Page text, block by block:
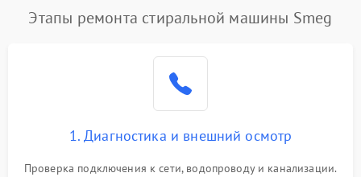
Этапы ремонта стиральной машины Smeg
1. Диагностика и внешний осмотр
Проверка подключения к сети, водопроводу и канализации.